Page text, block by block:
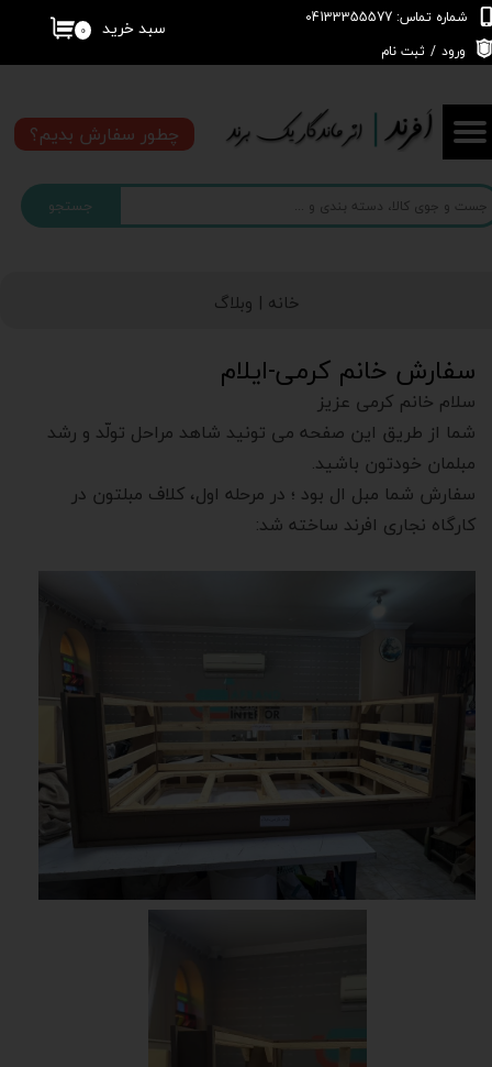
جستجو
شماره تماس: 04133355577
۰ سبد خرید
ورود / ثبت نام
حساب کاربری من
تغییر گذر واژه
سفارشات
خروج از حساب کاربری
چطور سفارش بدیم؟
خانه | وبلاگ
سفارش خانم کرمی-ایلام
سلام خانم کرمی عزیز
شما از طریق این صفحه می تونید شاهد مراحل تولّد و رشد
مبلمان خودتون باشید.
سفارش شما مبل ال بود ؛ در مرحله اول، کلاف مبلتون در
کارگاه نجاری افرند ساخته شد: